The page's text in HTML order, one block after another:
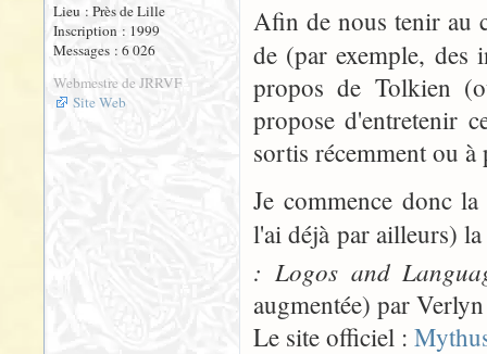
Lieu : Près de Lille
Inscription : 1999
Messages : 6 026
Webmestre de JRRVF
Site Web
Afin de nous tenir au
de (par exemple, des
propos de Tolkien
propose d'entretenir
sortis récemment ou à
Je commence donc
l'ai déjà par ailleurs)
: Logos and
augmentée) par
Le site officiel :